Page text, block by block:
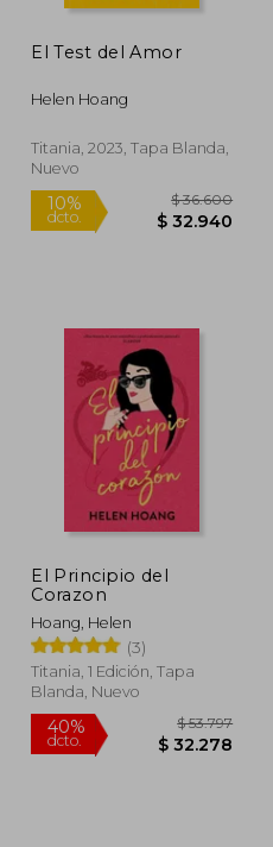
El Test del Amor
Helen Hoang
Titania, 2023, Tapa Blanda,
Nuevo
10%
dcto.
El Principio del
Corazon
Hoang, Helen
(3)
Titania, 1 Edición, Tapa
Blanda, Nuevo